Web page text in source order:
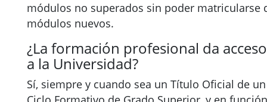
módulos no superados sin poder matricularse
módulos nuevos.
¿La formación profesional da acceso
a la Universidad?
Sí, siempre y cuando sea un Título Oficial de un